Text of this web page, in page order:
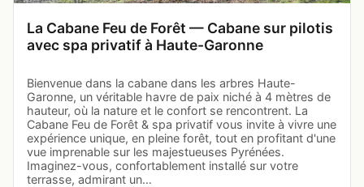
La Cabane Feu de Forêt — Cabane sur pilotis
avec spa privatif à Haute-Garonne
Bienvenue dans la cabane dans les arbres Haute-
Garonne, un véritable havre de paix niché à 4 mètres de
hauteur, où la nature et le confort se rencontrent. La
Cabane Feu de Forêt & spa privatif vous invite à vivre une
expérience unique, en pleine forêt, tout en profitant d'une
vue imprenable sur les majestueuses Pyrénées.
Imaginez-vous, confortablement installé sur votre
terrasse, admirant un…